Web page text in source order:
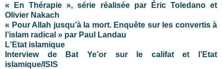
« En Thérapie », série réalisée par Éric Toledano et
Olivier Nakach
« Pour Allah jusqu’à la mort. Enquête sur les convertis à
l’islam radical » par Paul Landau
L'Etat islamique
Interview de Bat Ye’or sur le califat et l’Etat
islamique/ISIS